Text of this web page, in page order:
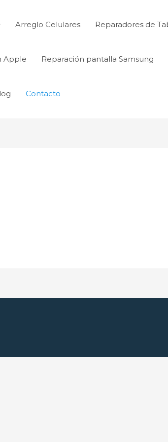
Arreglo Celulares Reparadores de
Apple Reparación pantalla Samsung
Contacto